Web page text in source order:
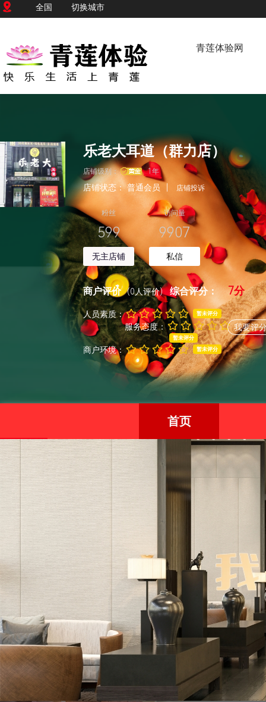
全国 切换城市
青莲体验网
乐老大耳道（群力店）
店铺级别： 1年
店铺状态：普通会员 店铺投诉
粉丝
599
无主店铺
访问量
9907
私信
商户评价 (0人评价)综合评分： 7分
人员素质： 暂未评分
服务态度：
暂未评分
商户环境： 暂未评分
我要评
首页